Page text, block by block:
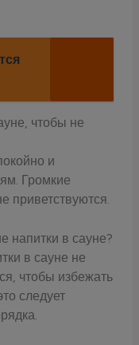
чтобы не
и
Громкие
приветствуются.
напитки в сауне?
в сауне не
чтобы избежать
следует